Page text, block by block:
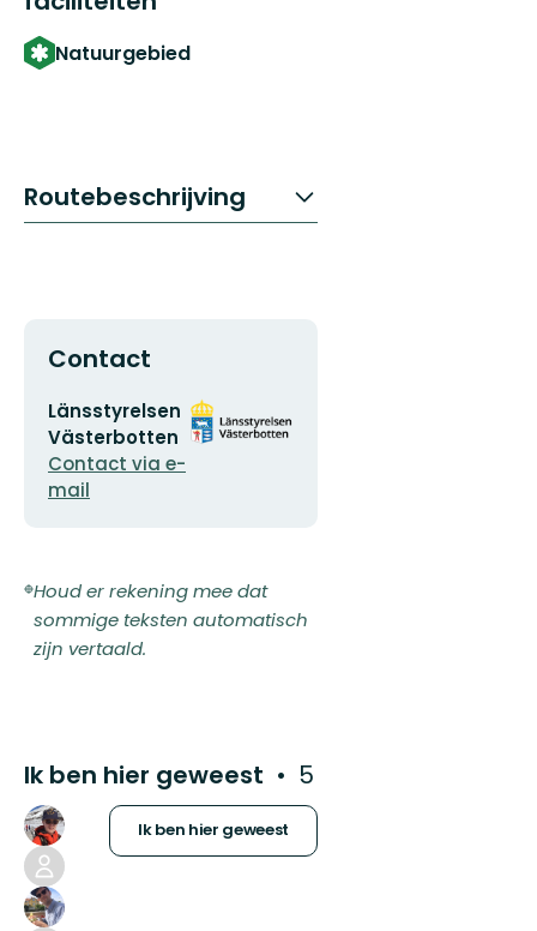
Natuurgebied
Routebeschrijving
Contact
E-
mailadres
Länsstyrelsen
Västerbotten
Contact via e-
mail
Organisatie-
logotype
Houd er rekening mee dat
sommige teksten automatisch
zijn vertaald.
Ik ben hier geweest 5
Ik ben hier geweest